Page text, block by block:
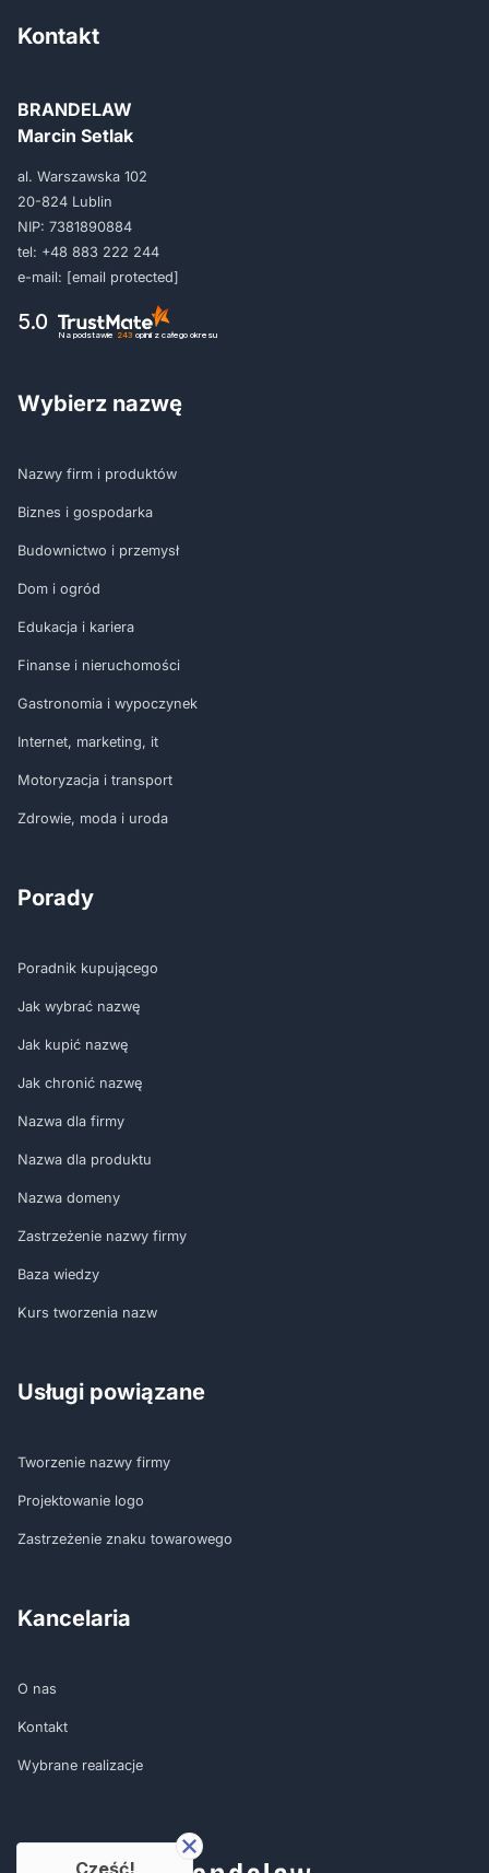
Kontakt
BRANDELAW
Marcin Setlak
al. Warszawska 102
20-824 Lublin
NIP: 7381890884
tel: +48 883 222 244
e-mail: [email protected]
5.0
Na podstawie 243 opinii z całego okresu
Wybierz nazwę
Nazwy firm i produktów
Biznes i gospodarka
Budownictwo i przemysł
Dom i ogród
Edukacja i kariera
Finanse i nieruchomości
Gastronomia i wypoczynek
Internet, marketing, it
Motoryzacja i transport
Zdrowie, moda i uroda
Porady
Poradnik kupującego
Jak wybrać nazwę
Jak kupić nazwę
Jak chronić nazwę
Nazwa dla firmy
Nazwa dla produktu
Nazwa domeny
Zastrzeżenie nazwy firmy
Baza wiedzy
Kurs tworzenia nazw
Usługi powiązane
Tworzenie nazwy firmy
Projektowanie logo
Zastrzeżenie znaku towarowego
Kancelaria
O nas
Kontakt
Wybrane realizacje
Cześć!